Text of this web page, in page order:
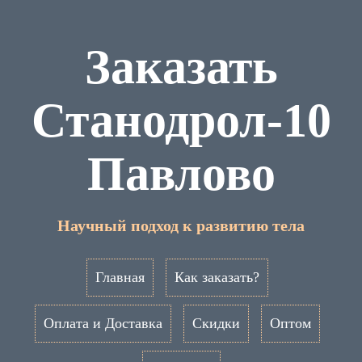
Заказать
Станодрол-10
Павлово
Научный подход к развитию тела
Главная Как заказать?
Оплата и Доставка Скидки Оптом